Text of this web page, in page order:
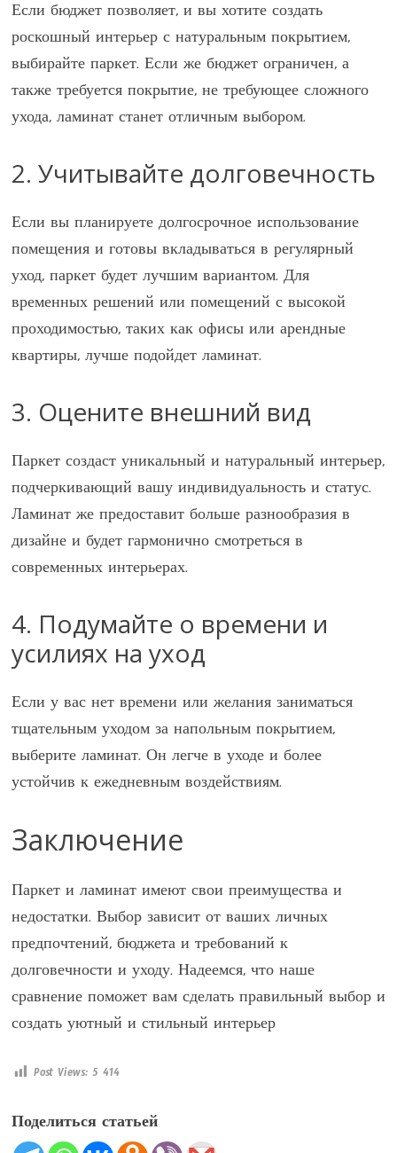
Если бюджет позволяет, и вы хотите создать
роскошный интерьер с натуральным покрытием,
выбирайте паркет. Если же бюджет ограничен, а
также требуется покрытие, не требующее сложного
ухода, ламинат станет отличным выбором.
2. Учитывайте долговечность
Если вы планируете долгосрочное использование
помещения и готовы вкладываться в регулярный
уход, паркет будет лучшим вариантом. Для
временных решений или помещений с высокой
проходимостью, таких как офисы или арендные
квартиры, лучше подойдет ламинат.
3. Оцените внешний вид
Паркет создаст уникальный и натуральный интерьер,
подчеркивающий вашу индивидуальность и статус.
Ламинат же предоставит больше разнообразия в
дизайне и будет гармонично смотреться в
современных интерьерах.
4. Подумайте о времени и
усилиях на уход
Если у вас нет времени или желания заниматься
тщательным уходом за напольным покрытием,
выберите ламинат. Он легче в уходе и более
устойчив к ежедневным воздействиям.
Заключение
Паркет и ламинат имеют свои преимущества и
недостатки. Выбор зависит от ваших личных
предпочтений, бюджета и требований к
долговечности и уходу. Надеемся, что наше
сравнение поможет вам сделать правильный выбор и
создать уютный и стильный интерьер
Post Views: 5 414
Поделиться статьей